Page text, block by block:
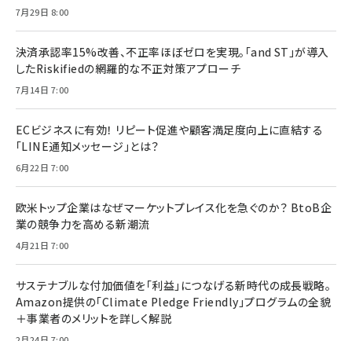
7月29日 8:00
決済承認率15%改善、不正率ほぼゼロを実現。「and ST」が導入
したRiskifiedの網羅的な不正対策アプローチ
7月14日 7:00
ECビジネスに有効！ リピート促進や顧客満足度向上に直結する
「LINE通知メッセージ」とは？
6月22日 7:00
欧米トップ企業はなぜマーケットプレイス化を急ぐのか？ BtoB企
業の競争力を高める新潮流
4月21日 7:00
サステナブルな付加価値を「利益」につなげる新時代の成長戦略。
Amazon提供の「Climate Pledge Friendly」プログラムの全貌
＋事業者のメリットを詳しく解説